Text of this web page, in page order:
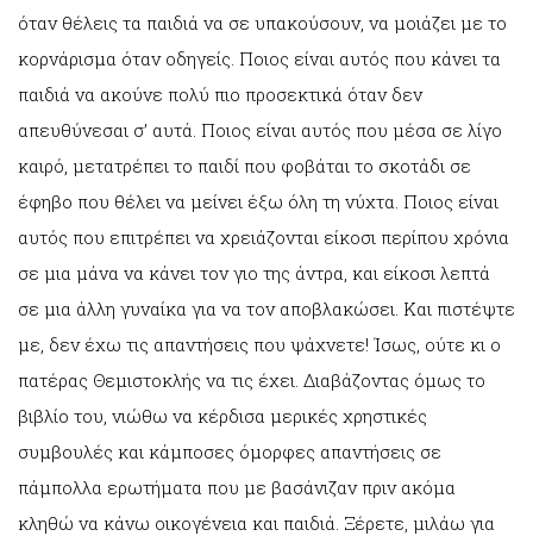
όταν θέλεις τα παιδιά να σε υπακούσουν, να μοιάζει με το
κορνάρισμα όταν οδηγείς. Ποιος είναι αυτός που κάνει τα
παιδιά να ακούνε πολύ πιο προσεκτικά όταν δεν
απευθύνεσαι σ’ αυτά. Ποιος είναι αυτός που μέσα σε λίγο
καιρό, μετατρέπει το παιδί που φοβάται το σκοτάδι σε
έφηβο που θέλει να μείνει έξω όλη τη νύχτα. Ποιος είναι
αυτός που επιτρέπει να χρειάζονται είκοσι περίπου χρόνια
σε μια μάνα να κάνει τον γιο της άντρα, και είκοσι λεπτά
σε μια άλλη γυναίκα για να τον αποβλακώσει. Και πιστέψτε
με, δεν έχω τις απαντήσεις που ψάχνετε! Ίσως, ούτε κι ο
πατέρας Θεμιστοκλής να τις έχει. Διαβάζοντας όμως το
βιβλίο του, νιώθω να κέρδισα μερικές χρηστικές
συμβουλές και κάμποσες όμορφες απαντήσεις σε
πάμπολλα ερωτήματα που με βασάνιζαν πριν ακόμα
κληθώ να κάνω οικογένεια και παιδιά. Ξέρετε, μιλάω για